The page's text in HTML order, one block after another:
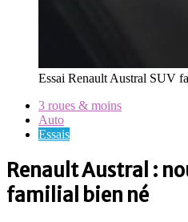
Essai Renault Austral SUV
3 roues & moins
Auto
Essais
Renault Austral :
familial bien né